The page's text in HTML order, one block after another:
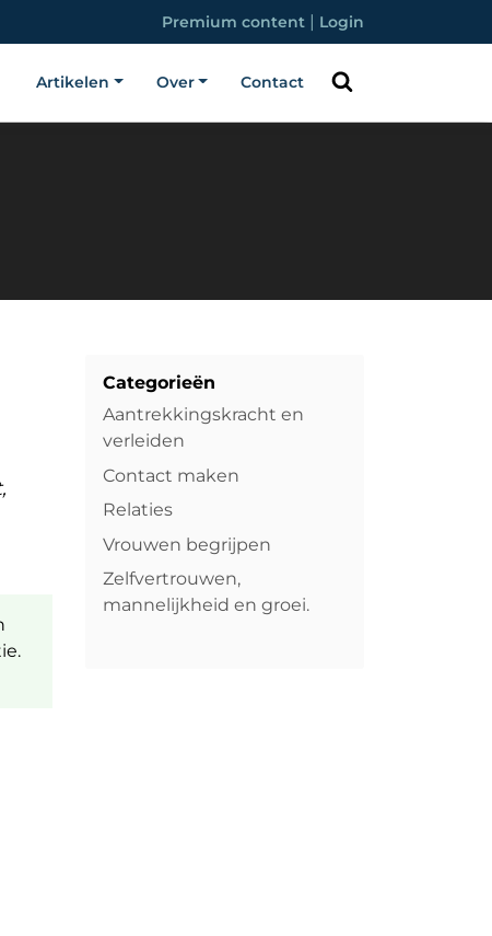
Premium content | Login
Artikelen Over Contact
Categorieën
Aantrekkingskracht en
verleiden
Contact maken
Relaties
Vrouwen begrijpen
Zelfvertrouwen,
mannelijkheid en groei.